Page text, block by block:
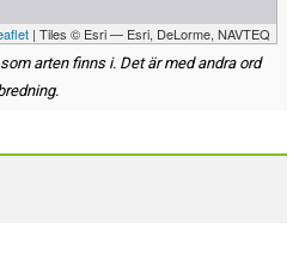
| Tiles © Esri — Esri, DeLorme, NAVTEQ
arten finns i. Det är med andra ord